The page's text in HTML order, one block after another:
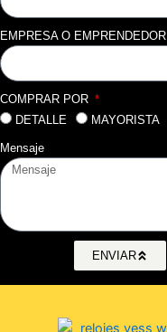
EMPRESA O EMPRENDEDOR
COMPRAR POR
DETALLE
MAYORISTA
Mensaje
ENVIAR